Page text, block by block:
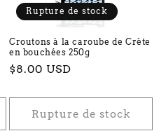
Rupture de stock
Croutons à la caroube de Crète
en bouchées 250g
Prix
$8.00 USD
Rupture de stock